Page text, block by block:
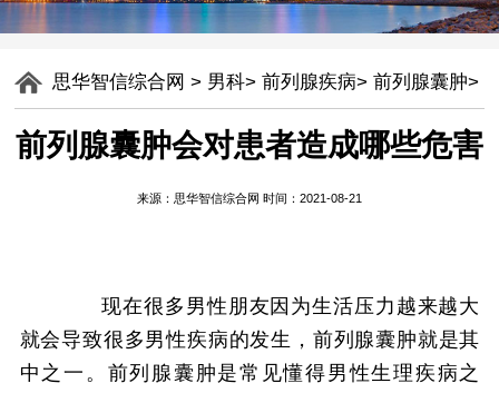
思华智信综合网 > 男科>前列腺疾病>前列腺囊肿>
前列腺囊肿会对患者造成哪些危害
来源： 思华智信综合网 时间：2021-08-21
现在很多男性朋友因为生活压力越来越大
就会导致很多男性疾病的发生，前列腺囊肿就是其
中之一。前列腺囊肿是常见懂得男性生理疾病之